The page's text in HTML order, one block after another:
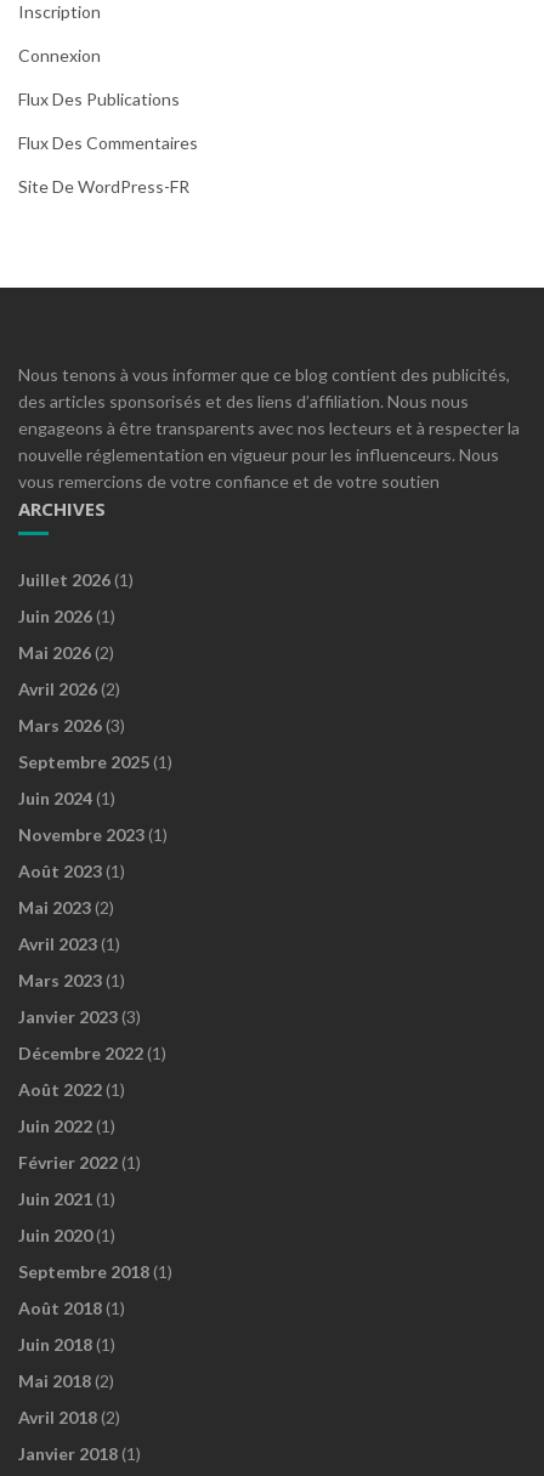
Inscription
Connexion
Flux Des Publications
Flux Des Commentaires
Site De WordPress-FR
Nous tenons à vous informer que ce blog contient des publicités,
des articles sponsorisés et des liens d’affiliation. Nous nous
engageons à être transparents avec nos lecteurs et à respecter la
nouvelle réglementation en vigueur pour les influenceurs. Nous
vous remercions de votre confiance et de votre soutien
ARCHIVES
Juillet 2026 (1)
Juin 2026 (1)
Mai 2026 (2)
Avril 2026 (2)
Mars 2026 (3)
Septembre 2025 (1)
Juin 2024 (1)
Novembre 2023 (1)
Août 2023 (1)
Mai 2023 (2)
Avril 2023 (1)
Mars 2023 (1)
Janvier 2023 (3)
Décembre 2022 (1)
Août 2022 (1)
Juin 2022 (1)
Février 2022 (1)
Juin 2021 (1)
Juin 2020(1)
Septembre 2018 (1)
Août 2018 (1)
Juin 2018 (1)
Mai 2018 (2)
Avril 2018 (2)
Janvier 2018 (1)